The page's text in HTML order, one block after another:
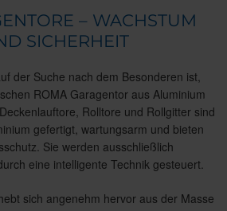
– WACHSTUM
SICHERHEIT
der Suche nach dem Besonderen ist,
ROMA Garagentor aus Aluminium
Rolltore und Rollgitter sind
gefertigt, wartungsarm und bieten
Sie werden ausschließlich
eine intelligente Technik gesteuert.
sich angenehm hervor aus der Masse